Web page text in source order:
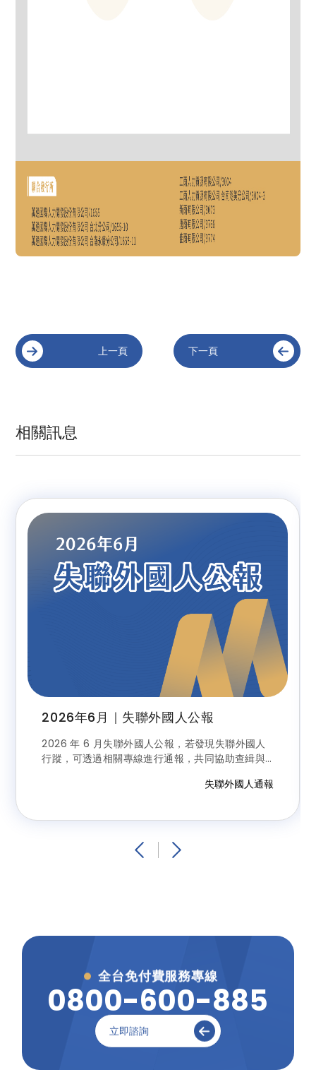
上一頁 下一頁
相關訊息
2026年6月｜失聯外國人公報
2026 年 6 月失聯外國人公報，若發現失聯外國人
行蹤，可透過相關專線進行通報，共同協助查緝與
失聯外國人通報
全台免付費服務專線
0800-600-885
立即諮詢